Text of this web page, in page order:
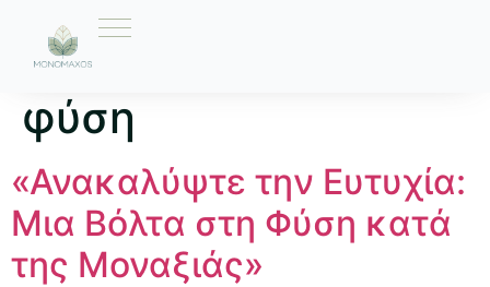
Ετικέτα:
φύση
«Ανακαλύψτε την Ευτυχία:
Μια Βόλτα στη Φύση κατά
της Μοναξιάς»